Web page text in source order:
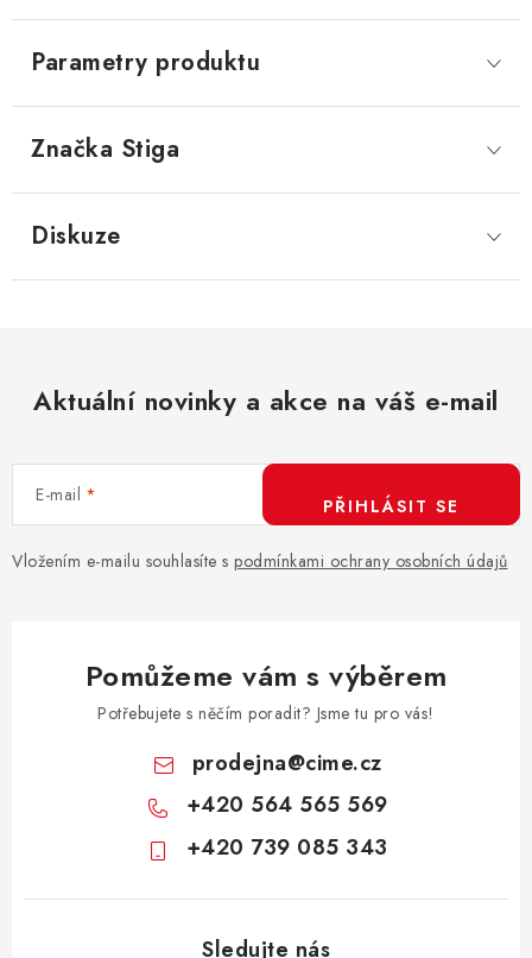
Parametry produktu
Značka Stiga
Diskuze
Aktuální novinky a akce na váš e-mail
E-mail
Vložením e-mailu souhlasíte s podmínkami ochrany osobních údajů
PŘIHLÁSIT SE
Pomůžeme vám s výběrem
Potřebujete s něčím poradit? Jsme tu pro vás!
prodejna@cime.cz
+420 564 565 569
+420 739 085 343